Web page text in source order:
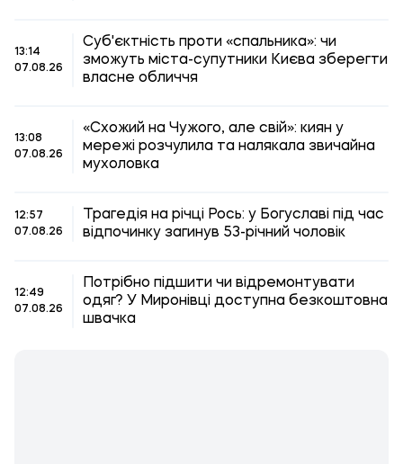
13:14
07.08.26
Суб'єктність проти «спальника»: чи
зможуть міста-супутники Києва зберегти
власне обличчя
13:08
07.08.26
«Схожий на Чужого, але свій»: киян у
мережі розчулила та налякала звичайна
мухоловка
12:57
07.08.26
Трагедія на річці Рось: у Богуславі під час
відпочинку загинув 53-річний чоловік
12:49
07.08.26
Потрібно підшити чи відремонтувати
одяг? У Миронівці доступна безкоштовна
швачка